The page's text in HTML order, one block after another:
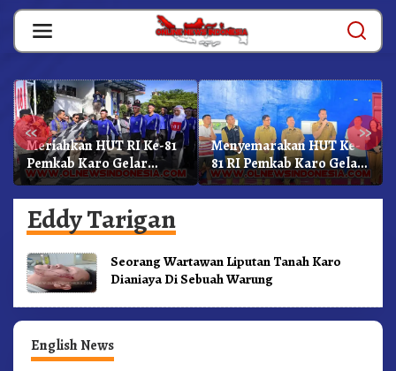
Skip
content
« »
Meriahkan HUT RI Ke-81
Pemkab Karo Gelar
Gerak Jalan
Kemerdekaan.!
Menyemarakan HUT Ke-
81 RI Pemkab Karo Gelar
Pertandingan Olahraga
Eddy Tarigan
Seorang Wartawan Liputan Tanah Karo
Dianiaya Di Sebuah Warung
English News